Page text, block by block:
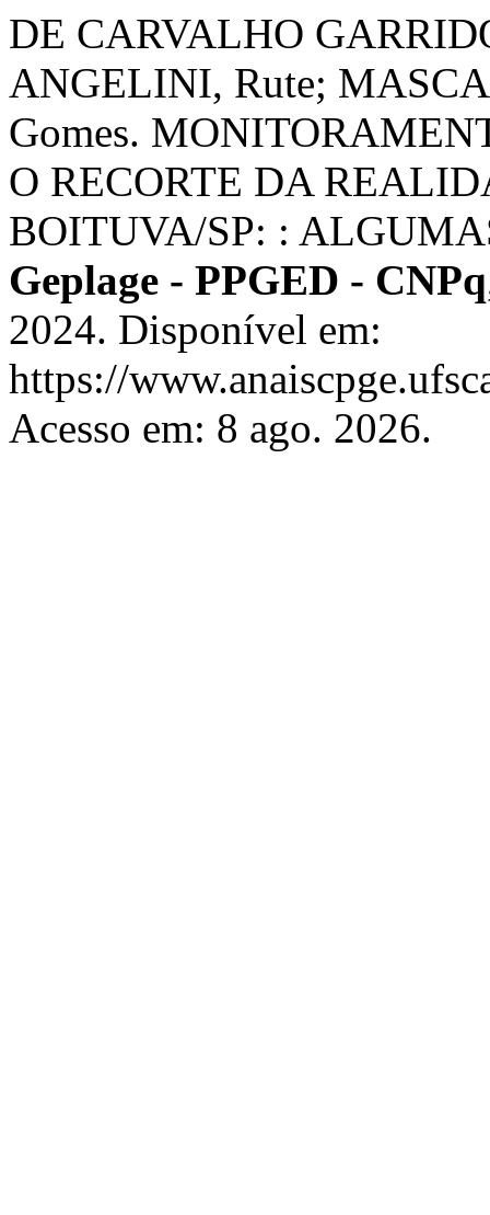
DE CARVALHO
ANGELINI, Rute;
Gomes.
O RECORTE DA
BOITUVA/SP: :
Geplage - PPGED - CNPq
2024. Disponível em:
https://
Acesso em: 8 ago. 2026.